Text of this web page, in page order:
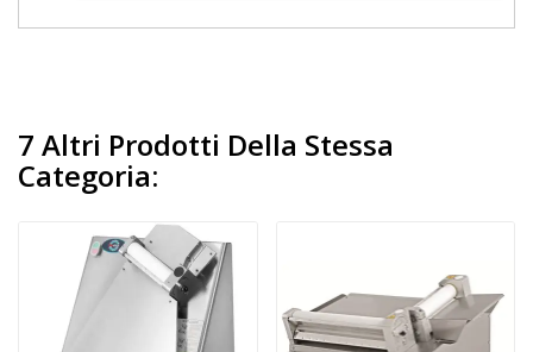
7 Altri Prodotti Della Stessa
Categoria: